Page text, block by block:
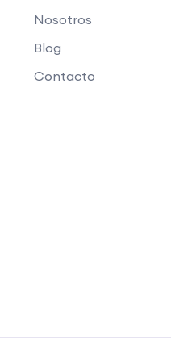
Nosotros
Blog
Contacto